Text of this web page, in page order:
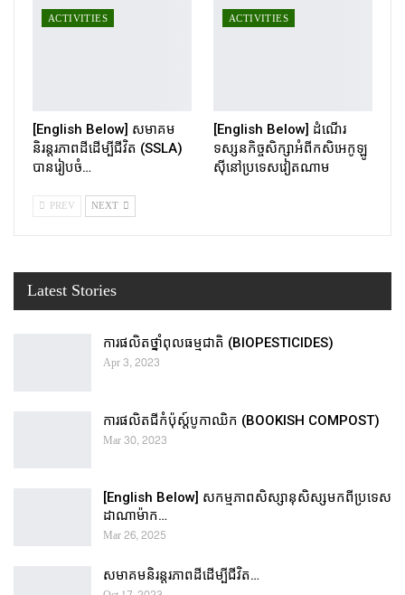
ACTIVITIES
[English Below] សមាគម
និរន្តរភាពដីដើម្បីជីវិត (SSLA)
បានរៀបចំ…
ACTIVITIES
[English Below] ដំណើរ
ទស្សនកិច្ចសិក្សាអំពីកសិអេកូឡូ
ស៊ីនៅប្រទេសវៀតណាម
PREV NEXT
Latest Stories
ការផលិតថ្នាំពុលធម្មជាតិ (BIOPESTICIDES)
Apr 3, 2023
ការផលិតជីកំប៉ុស្ដ៍បូកាឈិក (BOOKISH COMPOST)
Mar 30, 2023
[English Below] សកម្មភាពសិស្សានុសិស្សមកពីប្រទេស
ដាណាម៉ាក…
Mar 26, 2025
សមាគមនិរន្តរភាពដីដើម្បីជីវិត…